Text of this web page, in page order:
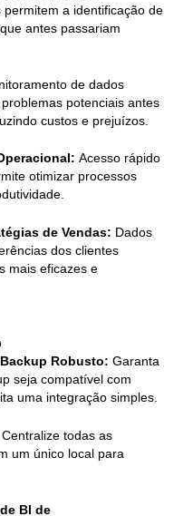
a identificação de
antes passariam
de dados
potenciais antes
custos e prejuízos.
Acesso rápido
otimizar processos
de Vendas: Dados
dos clientes
mais eficazes e
Robusto: Garanta
seja compatível com
uma integração simples.
Centralize todas as
um único local para
BI de